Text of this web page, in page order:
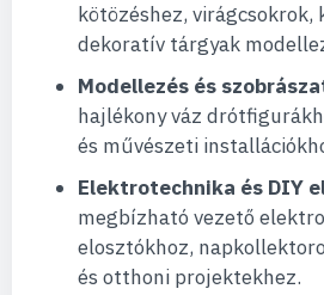
kötözéshez, virágcsokrok,
dekoratív tárgyak
Modellezés és
hajlékony váz
és művészeti
Elektrotechnika és DIY
megbízható vezető
elosztókhoz,
és otthoni projektekhez.